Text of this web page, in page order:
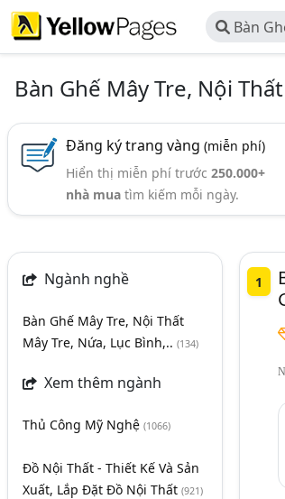
Bàn
Lục Bình,..
Bàn Ghế Mây Tre, Nội
Đăng ký trang vàng(miễn phí)
Hiển thị miễn phí trước250.000+
nhà mua tìm kiếm mỗi ngày.
Ngành nghề
Bàn Ghế Mây Tre, Nội Thất
Mây Tre, Nứa, Lục Bình,.. (134)
Xem thêm ngành
Thủ Công Mỹ Nghệ (1066)
Đồ Nội Thất - Thiết Kế Và Sản
Xuất, Lắp Đặt Đồ Nội Thất (921)
1